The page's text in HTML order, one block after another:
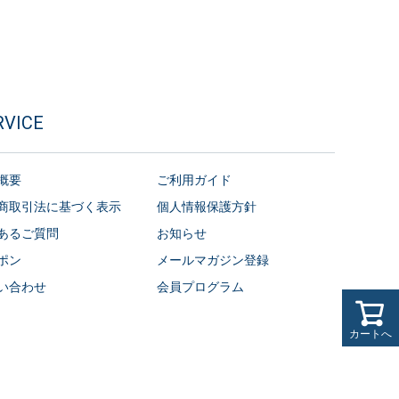
要
ご利用ガイド
取引法に基づく表示
個人情報保護方針
るご質問
お知らせ
ン
メールマガジン登録
合わせ
会員プログラム
カートへ